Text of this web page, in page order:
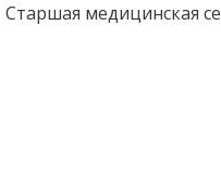
Старшая медицинская